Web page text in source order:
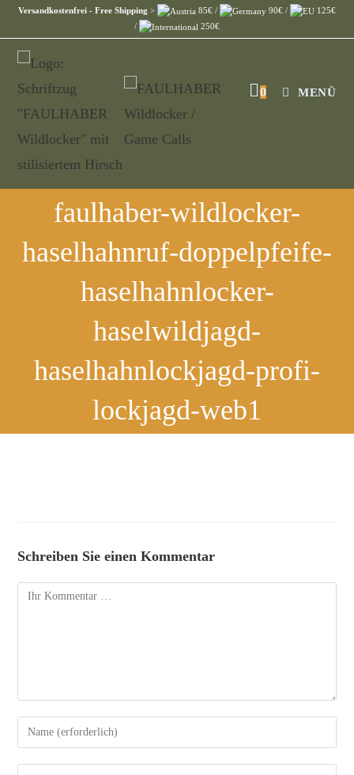
Versandkostenfrei - Free Shipping > 85€ / 90€ /
125€
/
250€
0 MENÜ
faulhaber-wildlocker-
haselhahnruf-doppelpfeife-
haselhahnlocker-
haselwildjagd-
haselhahnlockjagd-profi-
lockjagd-web1
Schreiben Sie einen Kommentar